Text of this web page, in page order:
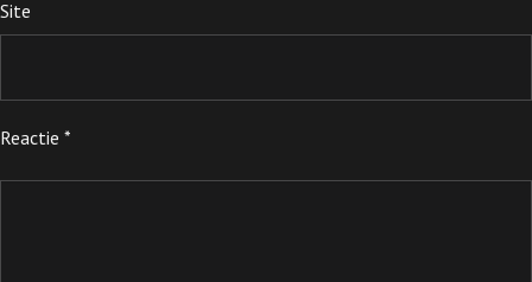
Site
Reactie *